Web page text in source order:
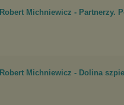
Robert Michniewicz - Partnerzy.
Robert Michniewicz - Dolina